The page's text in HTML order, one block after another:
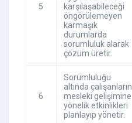
5
karşılaşabileceği
öngörülemeyen
karmaşık
durumlarda
sorumluluk alarak
çözüm üretir.
6
Sorumluluğu
altında çalışanların
mesleki gelişimine
yönelik etkinlikleri
planlayıp yönetir.